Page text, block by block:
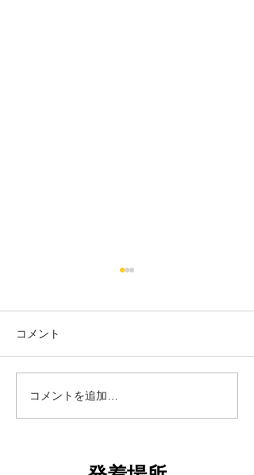
コメント
コメントを追加…